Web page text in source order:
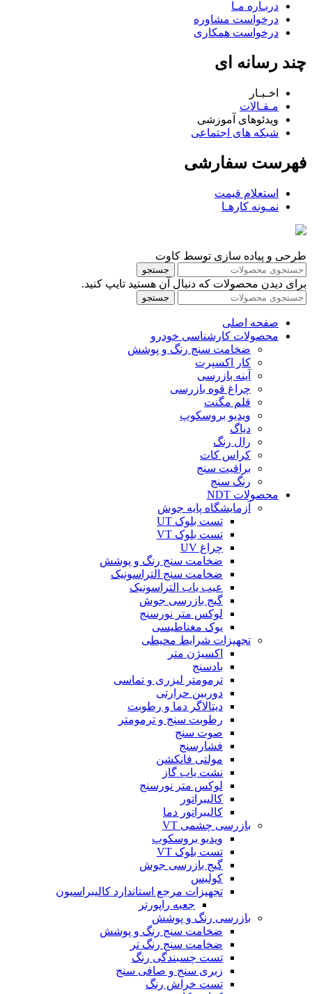
دربـاره مـا
درخواست مشاوره
درخواست همکاری
چند رسانه ای
اخـبـار
مـقـالات
ویدئوهای آموزشی
شبکه های اجتماعی
فهرست سفارشی
استعلام قیمت
نمـونه کارهـا
طرحی و پیاده سازی توسط کاوت
جستجو
برای دیدن محصولات که دنبال آن هستید تایپ کنید.
جستجو
صفحه اصلی
محصولات کارشناسی خودرو
ضخامت سنج رنگ و پوشش
کار اکسپرت
آینه بازرسی
چراغ قوه بازرسی
قلم مگنت
ویدیو بروسکوپ
دیاگ
رال رنگ
کراس کات
براقیت سنج
رنگ سنج
محصولات NDT
آزمایشگاه پایه جوش
تست بلوک UT
تست بلوک VT
چراغ UV
ضخامت سنج رنگ و پوشش
ضخامت سنج التراسونیک
عیب یاب التراسونیک
گیج بازرسی جوش
لوکس متر نورسنج
یوک مغناطیسی
تجهیزات شرایط محیطی
اکسیژن متر
بادسنج
ترمومتر لیزری و تماسی
دوربین حرارتی
دیتالاگر دما و رطوبت
رطوبت سنج و ترمومتر
صوت سنج
فشارسنج
مولتی فانکشن
نشت یاب گاز
لوکس متر نورسنج
کالیبراتور
کالیبراتور دما
بازرسی چشمی VT
ویدیو بروسکوپ
تست بلوک VT
گیج بازرسی جوش
کولیس
تجهیزات مرجع استاندارد کالیبراسیون
جعبه راپورتر
بازرسی رنگ و پوشش
ضخامت سنج رنگ و پوشش
ضخامت سنج رنگ تر
تست چسبندگی رنگ
زبری سنج و صافی سنج
تست خراش رنگ